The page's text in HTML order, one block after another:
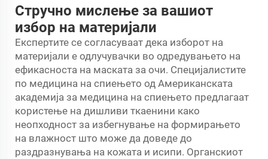
Стручно мислење за вашиот
избор на материјали
Експертите се согласуваат дека изборот на
материјали е одлучувачки во одредувањето на
ефикасноста на маската за очи. Специјалистите
по медицина на спиењето од Американската
академија за медицина на спиењето предлагаат
користење на дишливи ткаенини како
неопходност за избегнување на формирањето
на влажност што може да доведе до
раздразнувања на кожата и исипи. Органскиот